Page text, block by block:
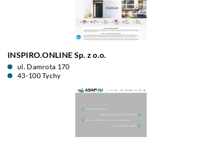
INSPIRO.ONLINE Sp. z o.o.
ul. Damrota 170
43-100 Tychy